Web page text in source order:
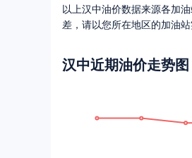
以上汉中油价数据来源各加
差，请以您所在地区的加油站
汉中近期油价走势图